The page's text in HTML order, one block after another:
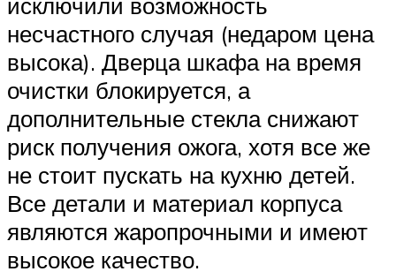
несчастного случая (недаром цена
высока). Дверца шкафа на время
очистки блокируется, а
дополнительные стекла снижают
риск получения ожога, хотя все же
не стоит пускать на кухню детей.
Все детали и материал корпуса
являются жаропрочными и имеют
высокое качество.